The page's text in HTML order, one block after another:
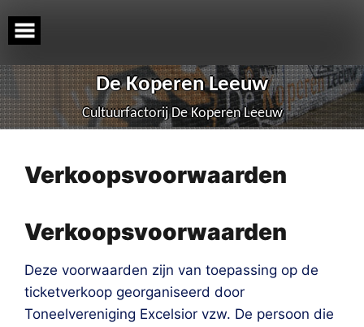
to
content
De Koperen Leeuw
Cultuurfactorij De Koperen Leeuw
Verkoopsvoorwaarden
Verkoopsvoorwaarden
Deze voorwaarden zijn van toepassing op de
ticketverkoop georganiseerd door
Toneelvereniging Excelsior vzw. De persoon die